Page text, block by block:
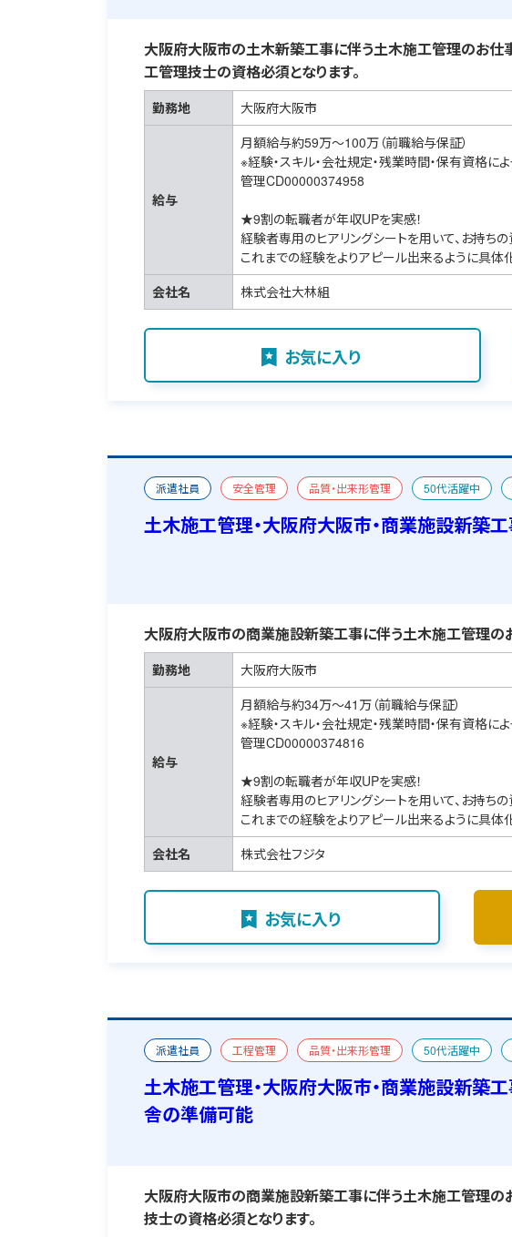
大阪府大阪市の土木新築工事に伴う土木施工管理のお仕
工管理技士の資格必須となります。
勤務地 大阪府大阪市
給与
月額給与約59万～100万（前職給与保証）
※経験・スキル・会社規定・残業時間・保有資格に
管理CD00000374958
★9割の転職者が年収UPを実感！
経験者専用のヒアリングシートを用いて、お持ち
これまでの経験をよりアピール出来るように具体
会社名
株式会社大林組
お気に入り
派遣社員 安全管理 品質・出来形管理 50代活躍中
新築
宿舎あり
土木施工管理・大阪府大阪市・商業施設新築
大阪府大阪市の商業施設新築工事に伴う土木施工管理の
勤務地 大阪府大阪市
給与
月額給与約34万～41万（前職給与保証）
※経験・スキル・会社規定・残業時間・保有資格に
管理CD00000374816
★9割の転職者が年収UPを実感！
経験者専用のヒアリングシートを用いて、お持ち
これまでの経験をよりアピール出来るように具体
会社名
株式会社フジタ
お気に入り
派遣社員 工程管理 品質・出来形管理 50代活躍中
新築
二級土木施工管理技士 宿舎あり
土木施工管理・大阪府大阪市・商業施設新築
舎の準備可能
大阪府大阪市の商業施設新築工事に伴う土木施工管理の
技士の資格必須となります。